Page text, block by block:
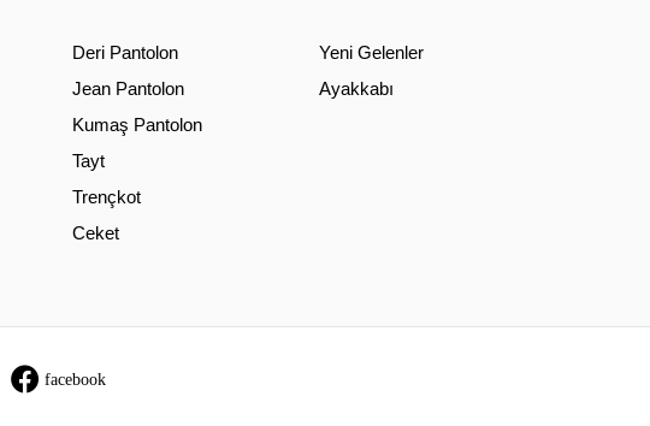
Deri Pantolon
Jean Pantolon
Kumaş Pantolon
Tayt
Trençkot
Ceket
Yeni Gelenler
Ayakkabı
facebook